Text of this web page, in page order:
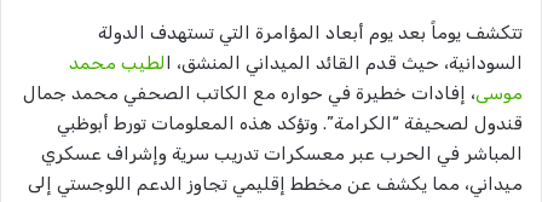
​تتكشف يوماً بعد يوم أبعاد المؤامرة التي تستهدف الدولة
السودانية، حيث قدم القائد الميداني المنشق، الطيب محمد
موسى، إفادات خطيرة في حواره مع الكاتب الصحفي محمد جمال
قندول لصحيفة “الكرامة”. وتؤكد هذه المعلومات تورط أبوظبي
المباشر في الحرب عبر معسكرات تدريب سرية وإشراف عسكري
ميداني، مما يكشف عن مخطط إقليمي تجاوز الدعم اللوجستي إلى